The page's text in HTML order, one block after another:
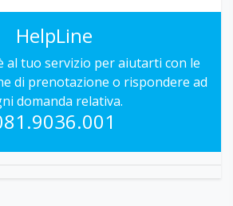
HelpLine
al tuo servizio per aiutarti con le
di prenotazione o rispondere ad
domanda relativa.